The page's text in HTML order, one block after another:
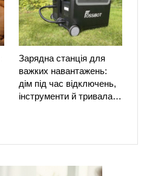
Зарядна станція для
важких навантажень:
дім під час відключень,
інструменти й тривала…